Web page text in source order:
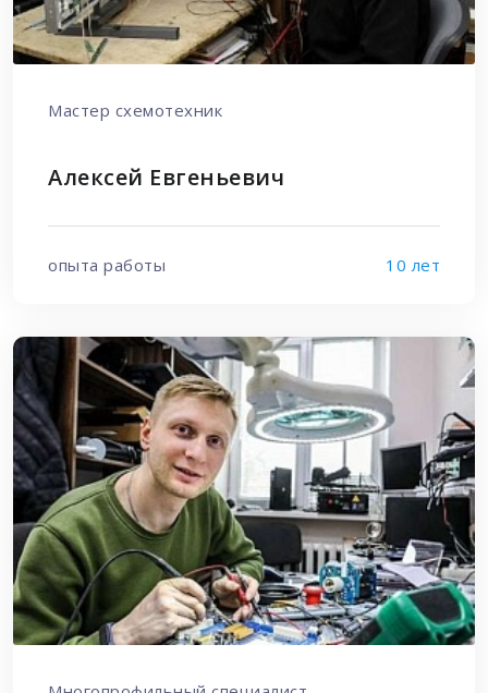
Мастер схемотехник
Алексей Евгеньевич
опыта работы 10 лет